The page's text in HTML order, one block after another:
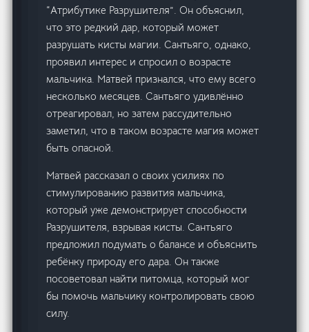
“Атрибутике Разрушителя”. Он объяснил,
что это редкий дар, который может
разрушать кисты магии. Сантьяго, однако,
проявил интерес и спросил о возрасте
мальчика. Матвей признался, что ему всего
несколько месяцев. Сантьяго удивлённо
отреагировал, но затем рассудительно
заметил, что в таком возрасте магия может
быть опасной.
Матвей рассказал о своих усилиях по
стимулированию развития мальчика,
который уже демонстрирует способности
Разрушителя, взрывая кисты. Сантьяго
предложил подумать о балансе и объяснить
ребёнку природу его дара. Он также
посоветовал найти питомца, который мог
бы помочь мальчику контролировать свою
силу.